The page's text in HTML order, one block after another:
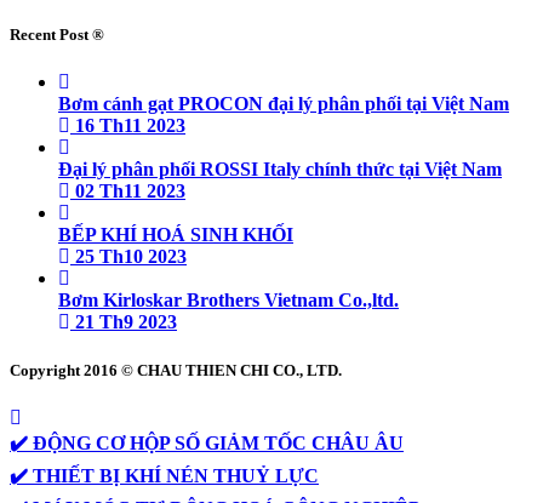
Recent Post ®
Bơm cánh gạt PROCON đại lý phân phối tại Việt Nam
16 Th11 2023
Đại lý phân phối ROSSI Italy chính thức tại Việt Nam
02 Th11 2023
BẾP KHÍ HOÁ SINH KHỐI
25 Th10 2023
Bơm Kirloskar Brothers Vietnam Co.,ltd.
21 Th9 2023
Copyright 2016 © CHAU THIEN CHI CO., LTD.
✔️ ĐỘNG CƠ HỘP SỐ GIẢM TỐC CHÂU ÂU
✔️ THIẾT BỊ KHÍ NÉN THUỶ LỰC